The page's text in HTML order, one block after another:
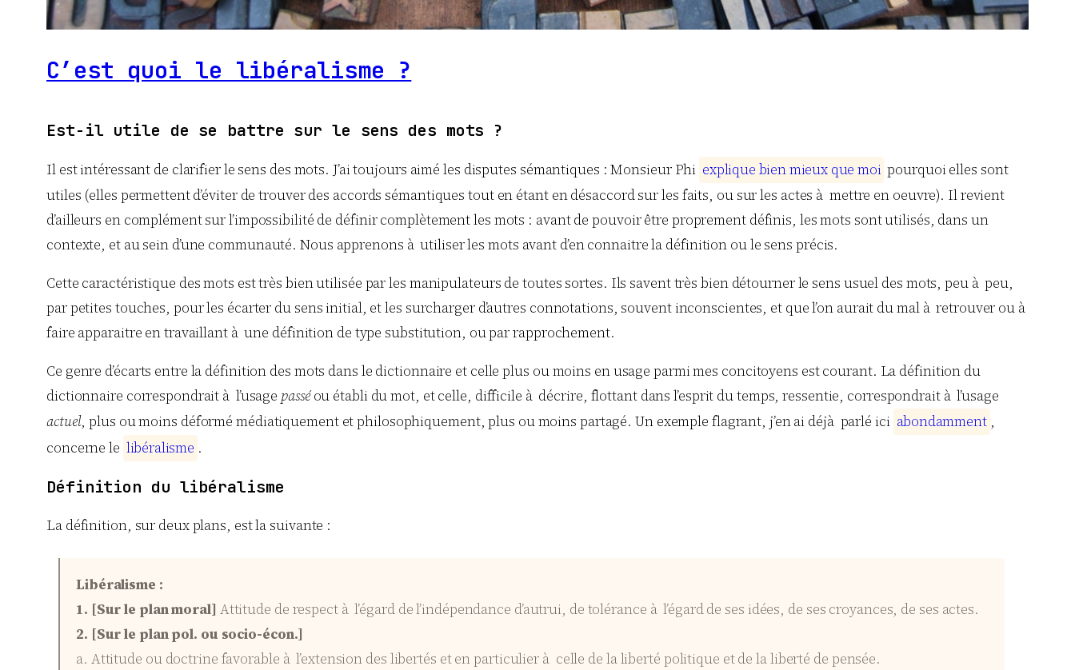
C’est quoi le libéralisme ?
Est-il utile de se battre sur le sens des mots ?
Il est intéressant de clarifier le sens des mots. J’ai toujours aimé les disputes sémantiques : Monsieur Phi explique bienmieux que moi pourquoi elles sont
utiles (elles permettent d’éviter de trouver des accords sémantiques tout en étant en désaccord sur les faits, ou sur les actes à mettre en oeuvre). Il revient
d’ailleurs en complément sur l’impossibilité de définir complètement les mots : avant de pouvoir être proprement définis, les mots sont utilisés, dans un
contexte, et au sein d’une communauté. Nous apprenons à utiliser les mots avant d’en connaitre la définition ou le sens précis.
Cette caractéristique des mots est très bien utilisée par les manipulateurs de toutes sortes. Ils savent très bien détourner le sens usuel des mots, peu à peu,
par petites touches, pour les écarter du sens initial, et les surcharger d’autres connotations, souvent inconscientes, et que l’on aurait du mal à retrouver ou à
faire apparaitre en travaillant à une définition de type substitution, ou par rapprochement.
Ce genre d’écarts entre la définition des mots dans le dictionnaire et celle plus ou moins en usage parmi mes concitoyens est courant. La définition du
dictionnaire correspondrait à l’usage passéou établi du mot, et celle, difficile à décrire, flottant dans l’esprit du temps, ressentie, correspondrait à l’usage
actuel, plus ou moins déformé médiatiquement et philosophiquement, plus ou moins partagé. Un exemple flagrant, j’en ai déjà parlé ici abondamment ,
concerne le libéralisme .
Définition du libéralisme
La définition, sur deux plans, est la suivante :
Libéralisme :
1. [Sur le plan moral] Attitude de respect à l’égard de l’indépendance d’autrui, de tolérance à l’égard de ses idées, de ses croyances, de ses actes.
2. [Sur le plan pol. ou socio-écon.]
a. Attitude ou doctrine favorable à l’extension des libertés et en particulier à celle de la liberté politique et de la liberté de pensée.